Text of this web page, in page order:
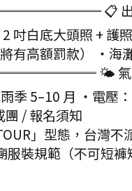
📋 出
照 + 護照效期
有高額罰款） ・海
🌤 氣
・電壓：
報名須知
，台灣不派領
裝規範（不可短褲